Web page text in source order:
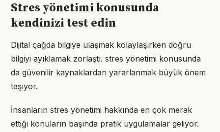
Stres yönetimi konusunda
kendinizi test edin
Dijital çağda bilgiye ulaşmak kolaylaşırken doğru
bilgiyi ayıklamak zorlaştı. stres yönetimi konusunda
da güvenilir kaynaklardan yararlanmak büyük önem
taşıyor.
İnsanların stres yönetimi hakkında en çok merak
ettiği konuların başında pratik uygulamalar geliyor.